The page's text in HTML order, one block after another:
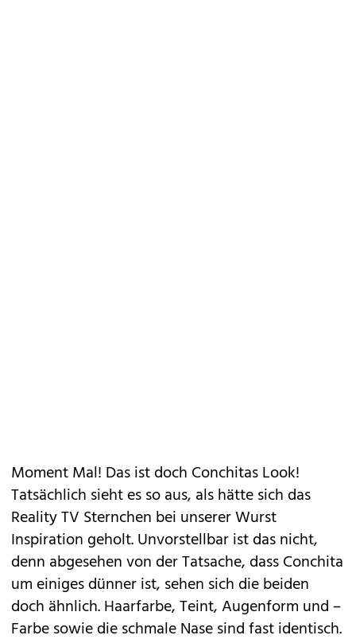
Moment Mal! Das ist doch Conchitas Look!
Tatsächlich sieht es so aus, als hätte sich das
Reality TV Sternchen bei unserer Wurst
Inspiration geholt. Unvorstellbar ist das nicht,
denn abgesehen von der Tatsache, dass Conchita
um einiges dünner ist, sehen sich die beiden
doch ähnlich. Haarfarbe, Teint, Augenform und –
Farbe sowie die schmale Nase sind fast identisch.